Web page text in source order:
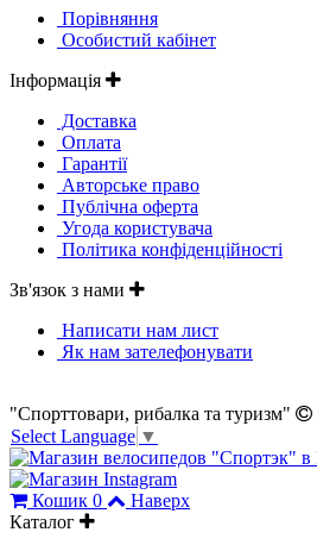
Порівняння
Особистий кабінет
Інформація
Доставка
Оплата
Гарантії
Авторське право
Публічна оферта
Угода користувача
Політика конфіденційності
Зв'язок з нами
Написати нам лист
Як нам зателефонувати
"Спорттовари, рибалка та туризм"
Select Language ▼
Кошик 0
Наверх
Каталог